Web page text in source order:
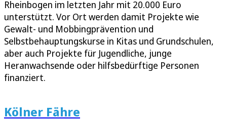
Rheinbogen im letzten Jahr mit 20.000 Euro
unterstützt. Vor Ort werden damit Projekte wie
Gewalt- und Mobbingprävention und
Selbstbehauptungskurse in Kitas und Grundschulen,
aber auch Projekte für Jugendliche, junge
Heranwachsende oder hilfsbedürftige Personen
finanziert.
Kölner Fähre